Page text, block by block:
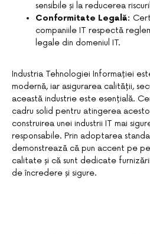
sensibile și la reducerea
Conformitate Legală:
companiile IT respectă
legale din domeniul IT.
Industria Tehnologiei Informației
modernă, iar asigurarea calității,
această industrie este esențială.
cadru solid pentru atingerea
construirea unei industrii IT mai
responsabile. Prin adoptarea
demonstrează că pun accent pe
calitate și că sunt dedicate
de încredere și sigure.